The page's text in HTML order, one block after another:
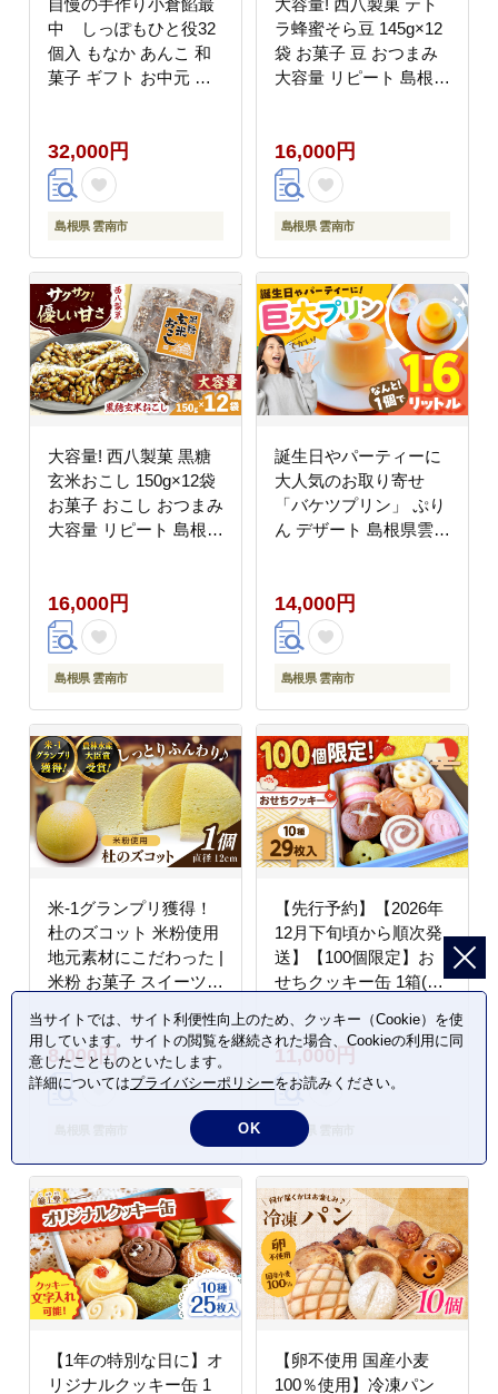
中 しっぽもひと役32
個入 もなか あんこ 和
菓子 ギフト お中元 お
天満屋 [AIBS007]
32,000円
島根県 雲南市
ラ蜂蜜そら豆 145g×12
袋 お菓子 豆 おつまみ
大容量 リピート 島根県
16,000円
島根県 雲南市
大容量! 西八製菓 黒糖
玄米おこし 150g×12袋
お菓子 おこし おつまみ
大容量 リピート 島根県
16,000円
島根県 雲南市
誕生日やパーティーに
大人気のお取り寄せ
「バケツプリン」 ぷり
ん デザート 島根県雲南
14,000円
島根県 雲南市
米-1グランプリ獲得！
杜のズコット 米粉使用
地元素材にこだわった |
米粉 お菓子 スイーツ
雲南市/有限会社簸上堂
[AIDA002]
8,000円
【先行予約】【2026年
12月下旬頃から順次発
送】【100個限定】お
せちクッキー缶 1箱(10
スイーツ 焼き菓子 クッ
キー 島根県雲南市/有限
会社 簸上堂 [AIDA003]
11,000円
島根県 雲南市
【1年の特別な日に】オ
リジナルクッキー缶 1
【卵不使用 国産小麦
100％使用】冷凍パン
当サイトでは、サイト利便性向上のため、クッキー（Cookie）を使
用しています。サイトの閲覧を継続された場合、Cookieの利用に同
意したことものといたします。
詳細についてはプライバシーポリシーをお読みください。
OK